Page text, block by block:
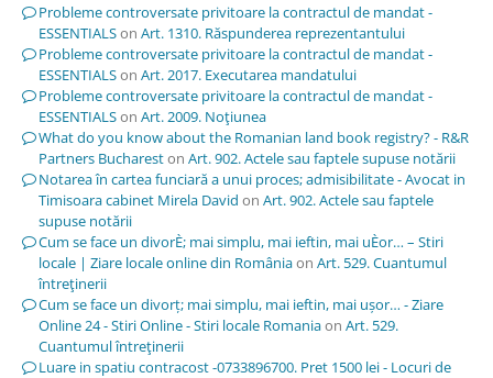
Probleme controversate privitoare la contractul de mandat -
ESSENTIALSon Art. 1310. Răspunderea reprezentantului
Probleme controversate privitoare la contractul de mandat -
ESSENTIALSon Art. 2017. Executarea mandatului
Probleme controversate privitoare la contractul de mandat -
ESSENTIALSon Art. 2009. Noţiunea
What do you know about the Romanian land book registry? - R&R
Partners Buchareston Art. 902. Actele sau faptele supuse notării
Notarea în cartea funciară a unui proces; admisibilitate - Avocat in
Timisoara cabinet Mirela David on Art. 902. Actele sau faptele
supuse notării
Cum se face un divorÈ; mai simplu, mai ieftin, mai uÈor… – Stiri
locale | Ziare locale online din Româniaon Art. 529. Cuantumul
întreţinerii
Cum se face un divorț; mai simplu, mai ieftin, mai ușor… - Ziare
Online 24 - Stiri Online - Stiri locale Romaniaon Art. 529.
Cuantumul întreţinerii
Luare in spatiu contracost -0733896700. Pret 1500 lei - Locuri de